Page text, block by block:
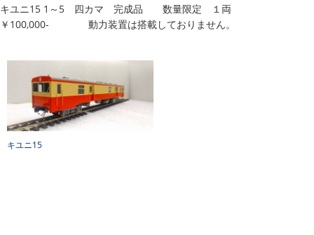
キユニ15 1～5 四カマ 完成品 数量限定 １両
￥100,000- 動力装置は搭載しておりません。
キユニ15